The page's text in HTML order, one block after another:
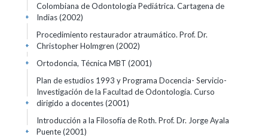
Colombiana de Odontología Pediátrica. Cartagena de
Indias(2002)
+
Procedimiento restaurador atraumático. Prof. Dr.
Christopher Holmgren (2002)
+
Ortodoncia, Técnica MBT (2001)
+
Plan de estudios 1993 y Programa Docencia- Servicio-
Investigación de la Facultad de Odontología. Curso
dirigido a docentes(2001)
+
Introducción a la Filosofía de Roth. Prof. Dr. Jorge Ayala
Puente(2001)
+